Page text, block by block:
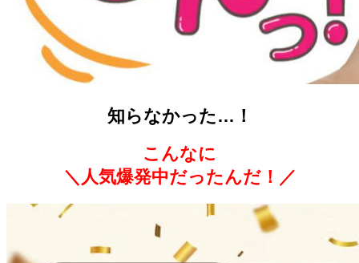
知らなかった…！
こんなに
＼人気爆発中だったんだ！／